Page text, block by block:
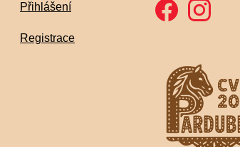
Přihlášení
Registrace